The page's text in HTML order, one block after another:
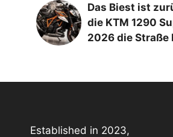
Das Biest ist
die KTM 1290
2026 die Straße
Established in 2023,